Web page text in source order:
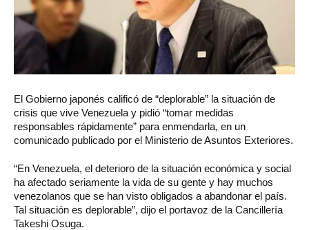
El Gobierno japonés calificó de “deplorable” la situación de
crisis que vive Venezuela y pidió “tomar medidas
responsables rápidamente” para enmendarla, en un
comunicado publicado por el Ministerio de Asuntos Exteriores.
“En Venezuela, el deterioro de la situación económica y social
ha afectado seriamente la vida de su gente y hay muchos
venezolanos que se han visto obligados a abandonar el país.
Tal situación es deplorable”, dijo el portavoz de la Cancillería
Takeshi Osuga.